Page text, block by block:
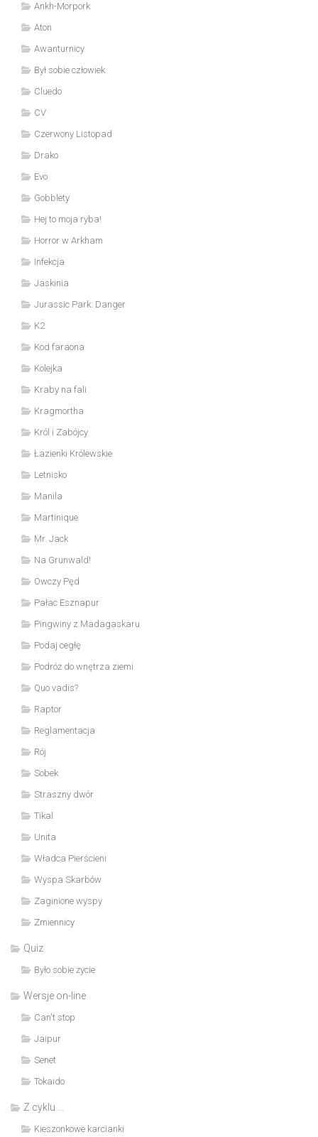
Ankh-Morpork
Aton
Awanturnicy
Był sobie człowiek
Cluedo
CV
Czerwony Listopad
Drako
Evo
Gobblety
Hej to moja ryba!
Horror w Arkham
Infekcja
Jaskinia
Jurassic Park: Danger
K2
Kod faraona
Kolejka
Kraby na fali
Kragmortha
Król i Zabójcy
Łazienki Królewskie
Letnisko
Manila
Martinique
Mr. Jack
Na Grunwald!
Owczy Pęd
Pałac Esznapur
Pingwiny z Madagaskaru
Podaj cegłę
Podróż do wnętrza ziemi
Quo vadis?
Raptor
Reglamentacja
Rój
Sobek
Straszny dwór
Tikal
Unita
Władca Pierścieni
Wyspa Skarbów
Zaginione wyspy
Zmiennicy
Quiz
Było sobie życie
Wersje on-line
Can't stop
Jaipur
Senet
Tokaido
Z cyklu …
Kieszonkowe karcianki